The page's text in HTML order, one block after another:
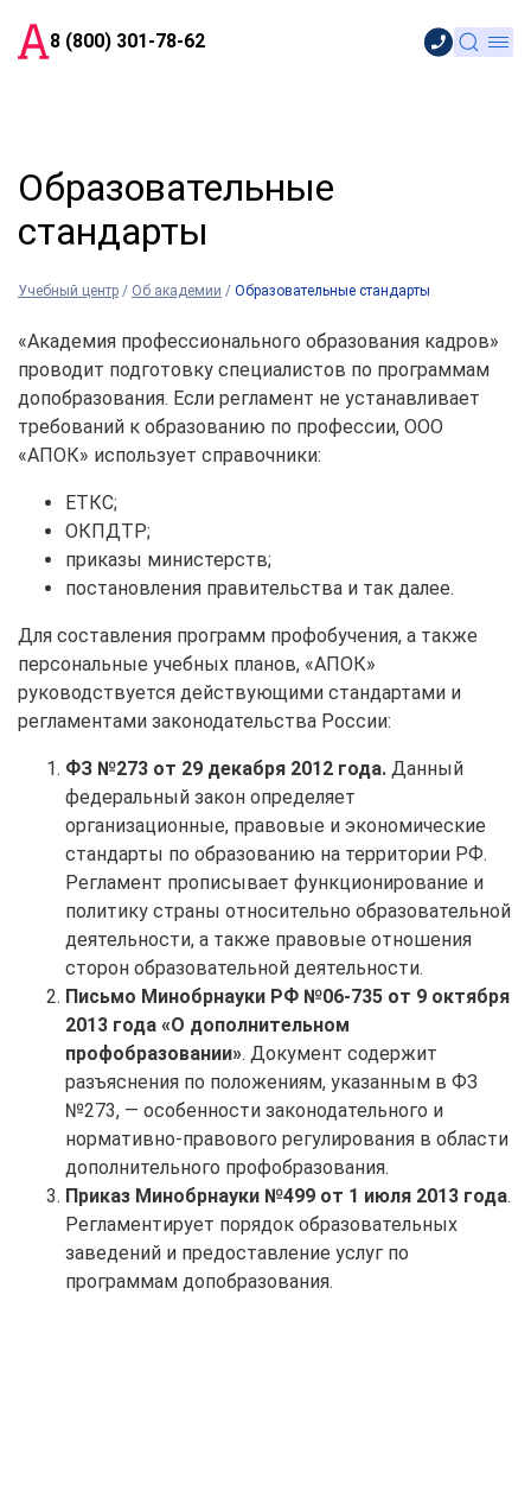
8 (800) 301-78-62
Образовательные
стандарты
Учебный центр / Об академии / Образовательные стандарты
«Академия профессионального образования кадров»
проводит подготовку специалистов по программам
допобразования. Если регламент не устанавливает
требований к образованию по профессии, ООО
«АПОК» использует справочники:
ЕТКС;
ОКПДТР;
приказы министерств;
постановления правительства и так далее.
Для составления программ профобучения, а также
персональные учебных планов, «АПОК»
руководствуется действующими стандартами и
регламентами законодательства России:
ФЗ №273 от 29 декабря 2012 года. Данный
федеральный закон определяет
организационные, правовые и экономические
стандарты по образованию на территории РФ.
Регламент прописывает функционирование и
политику страны относительно образовательной
деятельности, а также правовые отношения
сторон образовательной деятельности.
Письмо Минобрнауки РФ №06-735 от 9 октября
2013 года «О дополнительном
профобразовании». Документ содержит
разъяснения по положениям, указанным в ФЗ
№273, — особенности законодательного и
нормативно-правового регулирования в области
дополнительного профобразования.
Приказ Минобрнауки №499 от 1 июля 2013 года.
Регламентирует порядок образовательных
заведений и предоставление услуг по
программам допобразования.